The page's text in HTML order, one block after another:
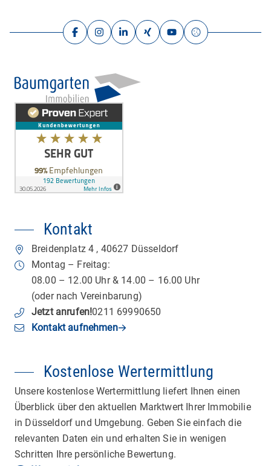
Kontakt
Breidenplatz 4 , 40627 Düsseldorf
Montag – Freitag:
08.00 – 12.00 Uhr & 14.00 – 16.00 Uhr
(oder nach Vereinbarung)
Jetzt anrufen!0211 69990650
Kontakt aufnehmen
Kostenlose Wertermittlung
Unsere kostenlose Wertermittlung liefert Ihnen einen
Überblick über den aktuellen Marktwert Ihrer Immobilie
in Düsseldorf und Umgebung. Geben Sie einfach die
relevanten Daten ein und erhalten Sie in wenigen
Schritten Ihre persönliche Bewertung.